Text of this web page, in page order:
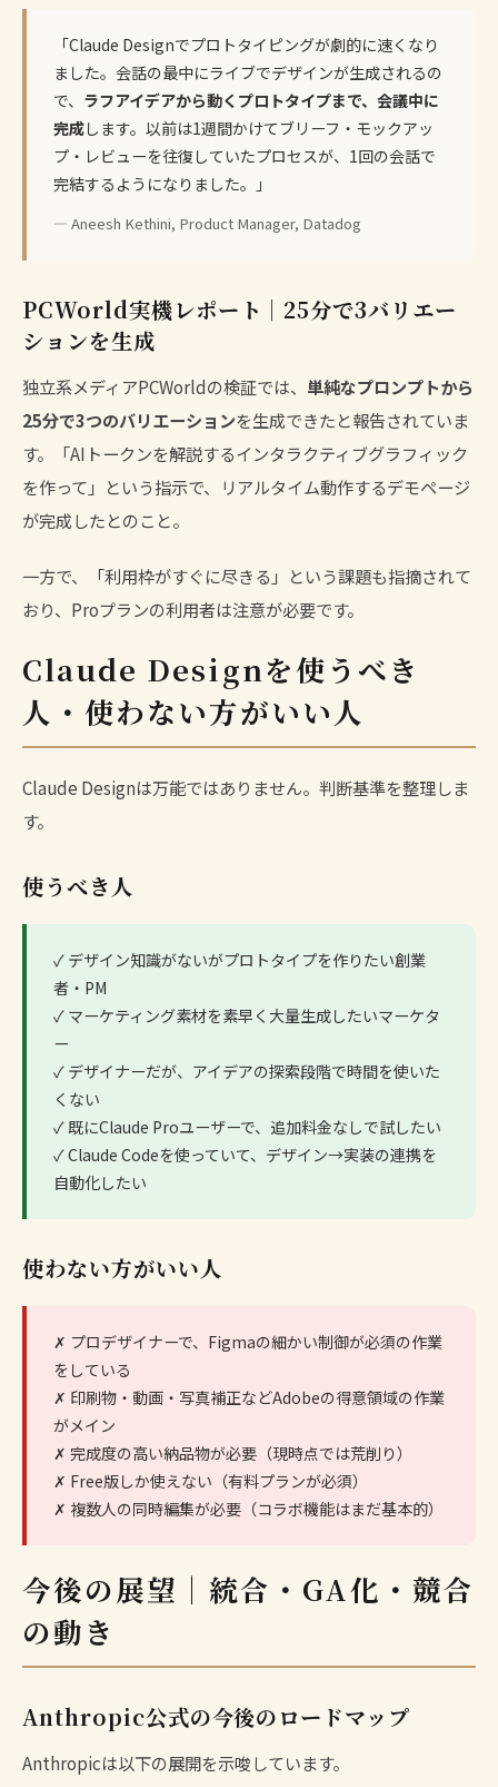
「Claude Designでプロトタイピングが劇的に速くなり
ました。会話の最中にライブでデザインが生成されるの
で、 ラフアイデアから動くプロトタイプまで、会議中に
完成します。以前は1週間かけてブリーフ・モックアッ
プ・レビューを往復していたプロセスが、1回の会話で
完結するようになりました。」
— Aneesh Kethini, Product Manager, Datadog
PCWorld実機レポート｜25分で3バリエー
ションを生成
独立系メディアPCWorldの検証では、 単純なプロンプトから
25分で3つのバリエーションを生成できたと報告されていま
す。「AIトークンを解説するインタラクティブグラフィック
を作って」という指示で、リアルタイム動作するデモページ
が完成したとのこと。
一方で、「利用枠がすぐに尽きる」という課題も指摘されて
おり、Proプランの利用者は注意が必要です。
Claude Designを使うべき
人・使わない方がいい人
Claude Designは万能ではありません。判断基準を整理しま
す。
使うべき人
✓ デザイン知識がないがプロトタイプを作りたい創業
者・PM
✓ マーケティング素材を素早く大量生成したいマーケタ
ー
✓ デザイナーだが、アイデアの探索段階で時間を使いた
くない
✓ 既にClaude Proユーザーで、追加料金なしで試したい
✓ Claude Codeを使っていて、デザイン→実装の連携を
自動化したい
使わない方がいい人
✗ プロデザイナーで、Figmaの細かい制御が必須の作業
をしている
✗ 印刷物・動画・写真補正などAdobeの得意領域の作業
がメイン
✗ 完成度の高い納品物が必要（現時点では荒削り）
✗ Free版しか使えない（有料プランが必須）
✗ 複数人の同時編集が必要（コラボ機能はまだ基本的）
今後の展望｜統合・GA化・競合
の動き
Anthropic公式の今後のロードマップ
Anthropicは以下の展開を示唆しています。